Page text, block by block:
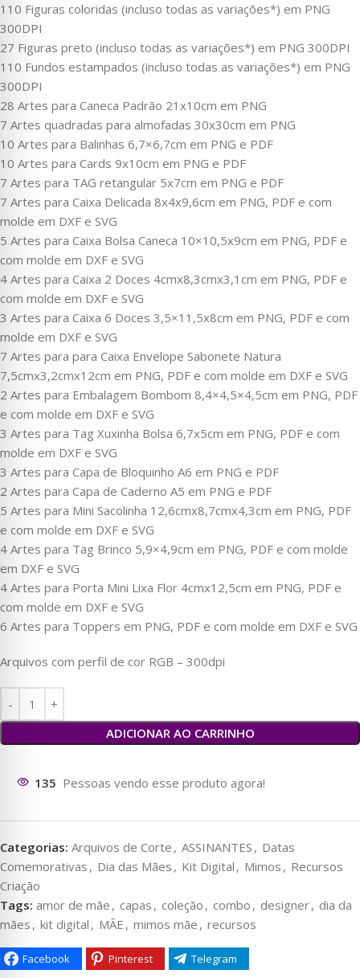
110 Figuras coloridas (incluso todas as variações*) em PNG
300DPI
27 Figuras preto (incluso todas as variações*) em PNG 300DPI
110 Fundos estampados (incluso todas as variações*) em PNG
300DPI
28 Artes para Caneca Padrão 21x10cm em PNG
7 Artes quadradas para almofadas 30x30cm em PNG
10 Artes para Balinhas 6,7×6,7cm em PNG e PDF
10 Artes para Cards 9x10cm em PNG e PDF
7 Artes para TAG retangular 5x7cm em PNG e PDF
7 Artes para Caixa Delicada 8x4x9,6cm em PNG, PDF e com
molde em DXF e SVG
5 Artes para Caixa Bolsa Caneca 10×10,5x9cm em PNG, PDF e
com molde em DXF e SVG
4 Artes para Caixa 2 Doces 4cmx8,3cmx3,1cm em PNG, PDF e
com molde em DXF e SVG
3 Artes para Caixa 6 Doces 3,5×11,5x8cm em PNG, PDF e com
molde em DXF e SVG
7 Artes para para Caixa Envelope Sabonete Natura
7,5cmx3,2cmx12cm em PNG, PDF e com molde em DXF e SVG
2 Artes para Embalagem Bombom 8,4×4,5×4,5cm em PNG, PDF
e com molde em DXF e SVG
3 Artes para Tag Xuxinha Bolsa 6,7x5cm em PNG, PDF e com
molde em DXF e SVG
3 Artes para Capa de Bloquinho A6 em PNG e PDF
2 Artes para Capa de Caderno A5 em PNG e PDF
5 Artes para Mini Sacolinha 12,6cmx8,7cmx4,3cm em PNG, PDF
e com molde em DXF e SVG
4 Artes para Tag Brinco 5,9×4,9cm em PNG, PDF e com molde
em DXF e SVG
4 Artes para Porta Mini Lixa Flor 4cmx12,5cm em PNG, PDF e
com molde em DXF e SVG
6 Artes para Toppers em PNG, PDF e com molde em DXF e SVG
Arquivos com perfil de cor RGB – 300dpi
ADICIONAR AO CARRINHO
140 Pessoas vendo esse produto agora!
Categorias: Arquivos de Corte , ASSINANTES , Datas
Comemorativas , Dia das Mães , Kit Digital , Mimos , Recursos
Criação
Tags: amor de mãe , capas , coleção , combo , designer, dia da
mães , kit digital , MÃE , mimos mãe , recursos
Facebook Pinterest Telegram